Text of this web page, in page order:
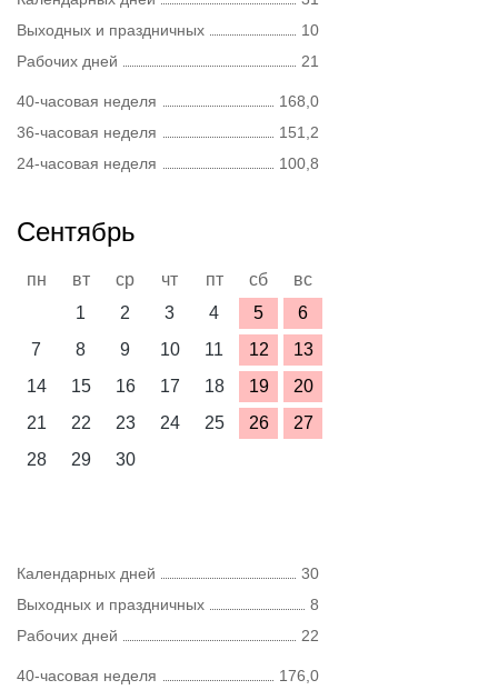
Выходных и праздничных
10
Рабочих дней
21
40-часовая неделя
168,0
36-часовая неделя
151,2
24-часовая неделя
100,8
Сентябрь
пн вт ср чт пт сб
вс
1
2 3 4 5
6
7
8 9 10 11 12
13
14
15 16 17 18 19
20
21
22 23 24 25 26
27
28
29 30
Календарных дней
30
Выходных и праздничных
8
Рабочих дней
22
40-часовая неделя
176,0